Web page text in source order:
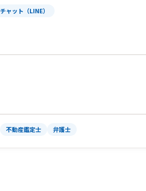
チャット（LINE）
不動産鑑定士 弁護士